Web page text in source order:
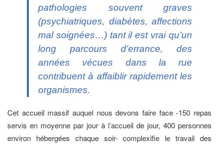
pathologies souvent graves
(psychiatriques, diabètes, affections
mal soignées…) tant il est vrai qu’un
long parcours d’errance, des
années vécues dans la rue
contribuent à affaiblir rapidement les
organismes.
Cet accueil massif auquel nous devons faire face -150 repas
servis en moyenne par jour à l’accueil de jour, 400 personnes
environ hébergées chaque soir- complexifie le travail des